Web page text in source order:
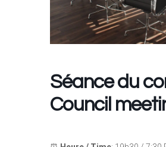
Séance du
Council